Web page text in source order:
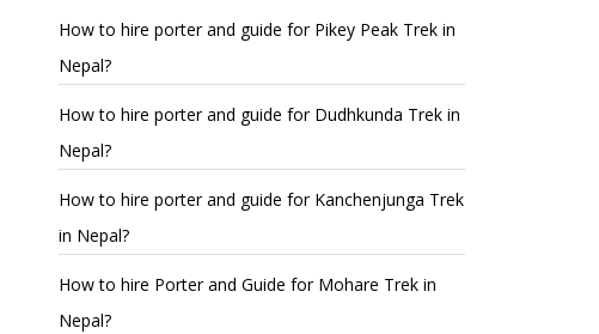
How to hire porter and guide for Pikey Peak Trek in
Nepal?
How to hire porter and guide for Dudhkunda Trek in
Nepal?
How to hire porter and guide for Kanchenjunga Trek
in Nepal?
How to hire Porter and Guide for Mohare Trek in
Nepal?